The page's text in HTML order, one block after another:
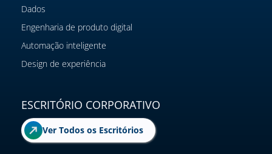
Dados
Engenharia de produto digital
Automação inteligente
Design de experiência
ESCRITÓRIO CORPORATIVO
Ver Todos os Escritórios